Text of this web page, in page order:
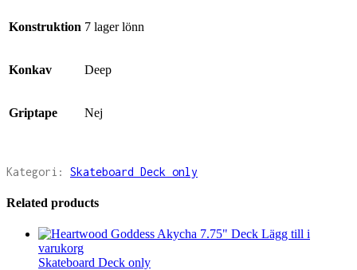
Konstruktion 7 lager lönn
Konkav Deep
Griptape Nej
Kategori: Skateboard Deck only
Related products
Lägg till i
varukorg
Skateboard Deck only